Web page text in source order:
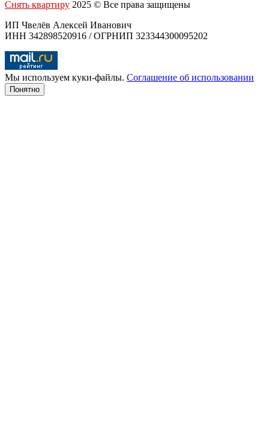
Снять квартиру 2025 © Все права защищены
ИП Чвелёв Алексей Иванович
ИНН 342898520916 / ОГРНИП 323344300095202
Мы используем куки-файлы. Соглашение об использовании
Понятно